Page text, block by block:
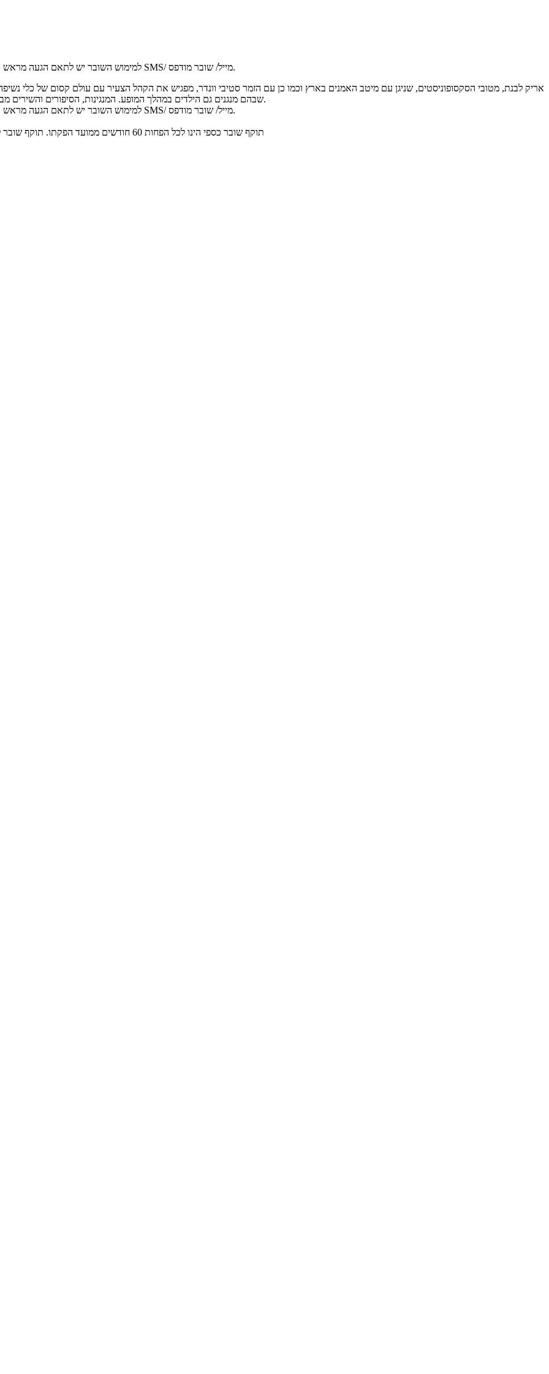
למימוש השובר יש לתאם הגעה מראש בטלפון: 052-8908822. בעת ההזמנה יש לתת מספר מספר שובר באמצעות SMS/ מייל/ שובר מודפס.
אריק לבנת, מטובי הסקסופוניסטים, שניגן עם מיטב האמנים בארץ וכמו כן עם הזמר סטיבי וונדר, מפגיש את הקהל הצעיר עם עולם קסום של כלי
שבהם מנגנים גם הילדים במהלך המופע. המנגינות, הסיפורים והשירים מבוצעים בוירטואוזיות רבה, כאשר אריק מנגן ושר ועובר מכלי נגינה אחד לשני.
למימוש השובר יש לתאם הגעה מראש בטלפון: 052-8908822. בעת ההזמנה יש לתת מספר מספר שובר באמצעות SMS/ מייל/ שובר מודפס.
תוקף שובר כספי הינו לכל הפחות 60 חודשים ממועד הפקתו. תוקף שובר לרכישת מוצר או שירות מסויים יהיה לכל הפחות 24 חודשים ממועד הפקתו